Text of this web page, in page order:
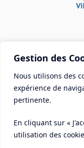
Gestion des
Nous utilisons des
expérience de
pertinente.
En cliquant sur «
utilisation des
Place Aristide
Tél :
Mail :